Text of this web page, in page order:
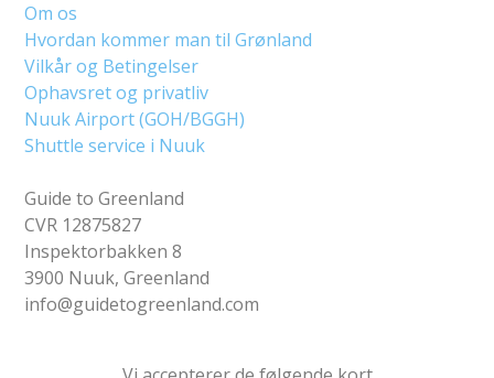
Om os
Hvordan kommer man til Grønland
Vilkår og Betingelser
Ophavsret og privatliv
Nuuk Airport (GOH/BGGH)
Shuttle service i Nuuk
Guide to Greenland
CVR 12875827
Inspektorbakken 8
3900 Nuuk, Greenland
info@guidetogreenland.com